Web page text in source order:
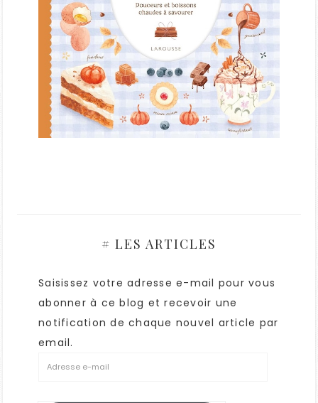
# LES ARTICLES
Saisissez votre adresse e-mail pour vous
abonner à ce blog et recevoir une
notification de chaque nouvel article par
email.